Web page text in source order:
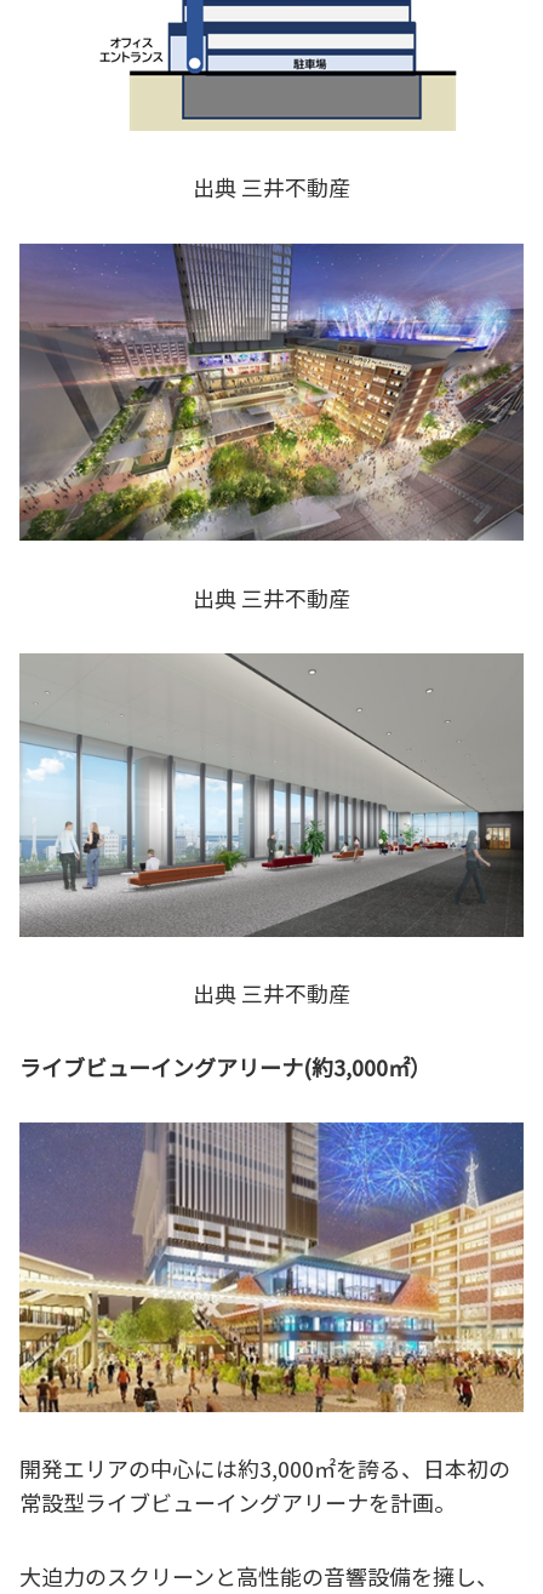
出典 三井不動産
出典 三井不動産
出典 三井不動産
ライブビューイングアリーナ(約3,000㎡）
開発エリアの中心には約3,000㎡を誇る、日本初の
常設型ライブビューイングアリーナを計画。
大迫力のスクリーンと高性能の音響設備を擁し、